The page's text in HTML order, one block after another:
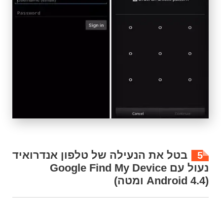
5
בטל את הנעילה של טלפון אנדרואיד
נעול עם Google Find My Device
(Android 4.4 ומטה)